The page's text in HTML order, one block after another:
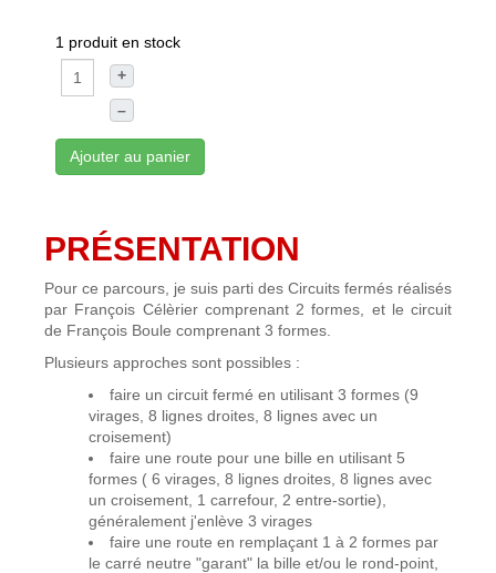
1 produit en stock
+
–
Ajouter au panier
PRÉSENTATION
Pour ce parcours, je suis parti des Circuits fermés réalisés
par François Célèrier comprenant 2 formes, et le circuit
de François Boule comprenant 3 formes.
Plusieurs approches sont possibles :
faire un circuit fermé en utilisant 3 formes (9
virages, 8 lignes droites, 8 lignes avec un
croisement)
faire une route pour une bille en utilisant 5
formes ( 6 virages, 8 lignes droites, 8 lignes avec
un croisement, 1 carrefour, 2 entre-sortie),
généralement j'enlève 3 virages
faire une route en remplaçant 1 à 2 formes par
le carré neutre "garant" la bille et/ou le rond-point,